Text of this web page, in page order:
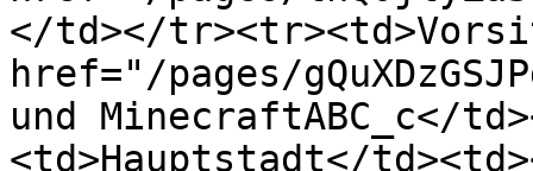
</td></
href="/pages/
und MinecraftABC_c</
<td>Hauptstadt</